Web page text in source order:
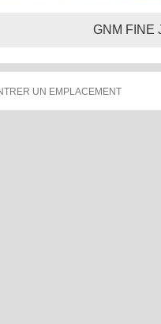
GNM FINE